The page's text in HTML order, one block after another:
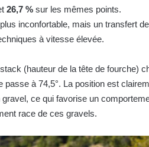
26,7 % sur les mêmes points.
inconfortable, mais un transfert
à vitesse élevée.
(hauteur de la tête de fourche)
passe à 74,5°. La position est
ce qui favorise un
race de ces gravels.